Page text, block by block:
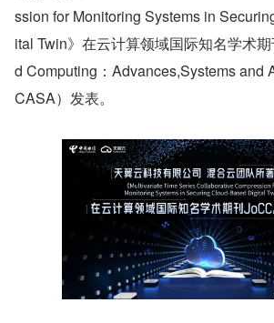
ssion for Monitoring Systems in
ital Twin》在云计算领域国际知名学术
d Computing：Advances,Systems and
CASA）发表。